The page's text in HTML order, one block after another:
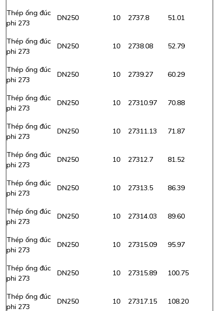
Thép ống đúc
phi 273
DN250 10 2737.8 51.01
Thép ống đúc
phi 273
DN250 10 2738.08 52.79
Thép ống đúc
phi 273
DN250 10 2739.27 60.29
Thép ống đúc
phi 273
DN250 10 27310.97 70.88
Thép ống đúc
phi 273
DN250 10 27311.13 71.87
Thép ống đúc
phi 273
DN250 10 27312.7 81.52
Thép ống đúc
phi 273
DN250 10 27313.5 86.39
Thép ống đúc
phi 273
DN250 10 27314.03 89.60
Thép ống đúc
phi 273
DN250 10 27315.09 95.97
Thép ống đúc
phi 273
DN250 10 27315.89 100.75
Thép ống đúc
phi 273
DN250 10 27317.15 108.20